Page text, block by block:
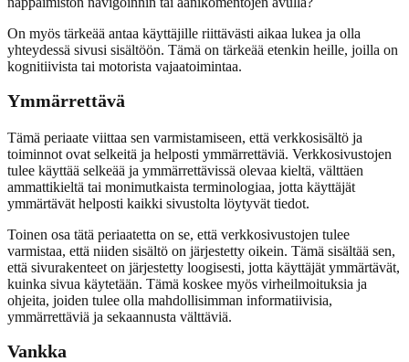
On myös tärkeää antaa käyttäjille riittävästi aikaa lukea ja olla
yhteydessä sivusi sisältöön. Tämä on tärkeää etenkin heille, joilla on
kognitiivista tai motorista vajaatoimintaa.
Ymmärrettävä
Tämä periaate viittaa sen varmistamiseen, että verkkosisältö ja
toiminnot ovat selkeitä ja helposti ymmärrettäviä. Verkkosivustojen
tulee käyttää selkeää ja ymmärrettävissä olevaa kieltä, välttäen
ammattikieltä tai monimutkaista terminologiaa, jotta käyttäjät
ymmärtävät helposti kaikki sivustolta löytyvät tiedot.
Toinen osa tätä periaatetta on se, että verkkosivustojen tulee
varmistaa, että niiden sisältö on järjestetty oikein. Tämä sisältää sen,
että sivurakenteet on järjestetty loogisesti, jotta käyttäjät ymmärtävät,
kuinka sivua käytetään. Tämä koskee myös virheilmoituksia ja
ohjeita, joiden tulee olla mahdollisimman informatiivisia,
ymmärrettäviä ja sekaannusta välttäviä.
Vankka